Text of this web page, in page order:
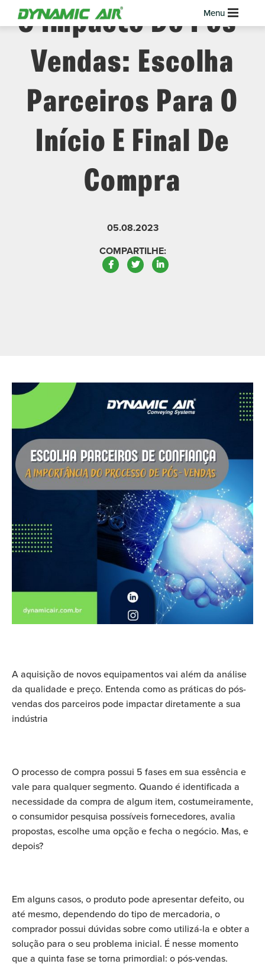
O Impacto Do Pós-
Vendas: Escolha
Parceiros Para O
Início E Final De
Compra
05.08.2023
COMPARTILHE:
Facebook
TwitterLinkedIn
A aquisição de novos equipamentos vai além da análise
da qualidade e preço. Entenda como as práticas do pós-
vendas dos parceiros pode impactar diretamente a sua
indústria
O processo de compra possui 5 fases em sua essência e
vale para qualquer segmento. Quando é identificada a
necessidade da compra de algum item, costumeiramente,
o consumidor pesquisa possíveis fornecedores, avalia
propostas, escolhe uma opção e fecha o negócio. Mas, e
depois?
Em alguns casos, o produto pode apresentar defeito, ou
até mesmo, dependendo do tipo de mercadoria, o
comprador possui dúvidas sobre como utilizá-la e obter a
solução para o seu problema inicial. É nesse momento
que a quinta fase se torna primordial: o pós-vendas.